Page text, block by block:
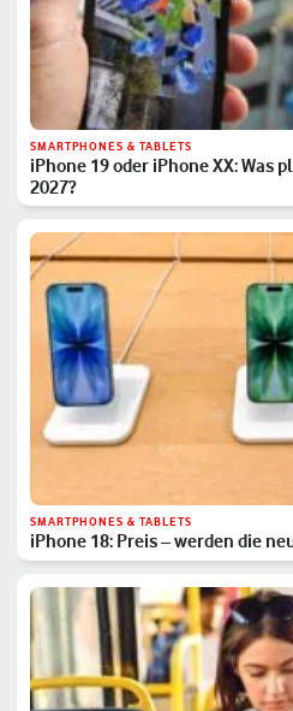
SMARTPHONES & TABLETS
iPhone 19 oder iPhone XX: Was
2027?
SMARTPHONES & TABLETS
iPhone 18: Preis – werden die